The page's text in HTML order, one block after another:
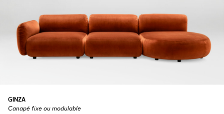
GINZA
Canapé fixe ou modulable